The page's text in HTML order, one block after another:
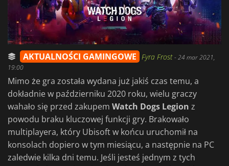
AKTUALNOŚCI GAMINGOWE Fyra Frost-24 mar 2021,
19:00
Mimo że gra została wydana już jakiś czas temu, a
dokładnie w październiku 2020 roku, wielu graczy
wahało się przed zakupem Watch Dogs Legion z
powodu braku kluczowej funkcji gry. Brakowało
multiplayera, który Ubisoft w końcu uruchomił na
konsolach dopiero w tym miesiącu, a następnie na PC
zaledwie kilka dni temu. Jeśli jesteś jednym z tych